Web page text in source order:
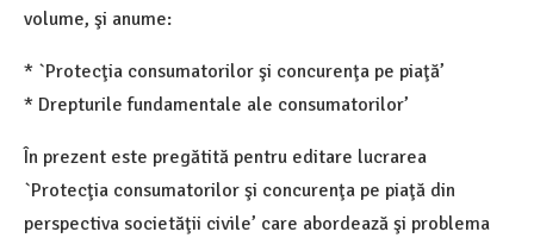
volume, şi anume:
* `Protecţia consumatorilor şi concurenţa pe piaţă’
* Drepturile fundamentale ale consumatorilor’
În prezent este pregătită pentru editare lucrarea
`Protecţia consumatorilor şi concurenţa pe piaţă din
perspectiva societăţii civile’ care abordează şi problema